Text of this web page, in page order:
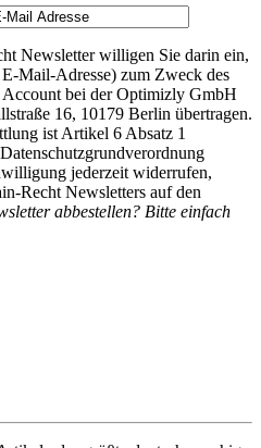
Newsletter willigen Sie darin ein,
Mail-Adresse) zum Zweck des
Account bei der Optimizly GmbH
16, 10179 Berlin übertragen.
ist Artikel 6 Absatz 1
jederzeit widerrufen,
Recht Newsletters auf den
abbestellen? Bitte einfach